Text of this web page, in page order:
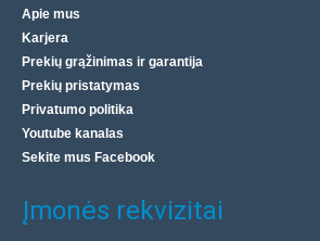
Apie mus
Karjera
Prekių grąžinimas ir garantija
Prekių pristatymas
Privatumo politika
Youtube kanalas
Sekite mus Facebook
Įmonės rekvizitai